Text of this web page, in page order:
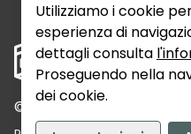
© 2026Rumix Srls - P.IVA:
Utilizziamo i cookie
esperienza di
dettagli consulta
Proseguendo nella
dei cookie.